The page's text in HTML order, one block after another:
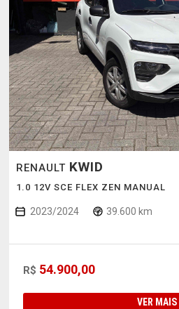
RENAULT KWID
1.0 12V SCE FLEX ZEN MANUAL
2023/2024 39.600 km
R$ 54.900,00
VER MAIS